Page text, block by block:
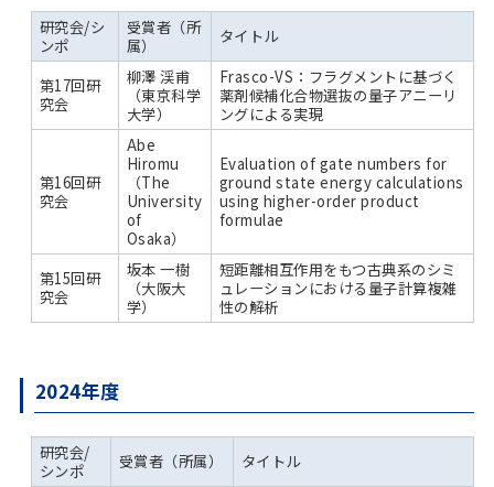
研究会/シ
ンポ
受賞者（所
属）
タイトル
第17回研
究会
柳澤 渓甫
（東京科学
大学）
Frasco-VS：フラグメントに基づく
薬剤候補化合物選抜の量子アニーリ
ングによる実現
第16回研
究会
Abe
Hiromu
（The
University
of
Osaka）
Evaluation of gate numbers for
ground state energy calculations
using higher-order product
formulae
第15回研
究会
坂本 一樹
（大阪大
学）
短距離相互作用をもつ古典系のシミ
ュレーションにおける量子計算複雑
性の解析
2024年度
研究会/
シンポ
受賞者（所属） タイトル